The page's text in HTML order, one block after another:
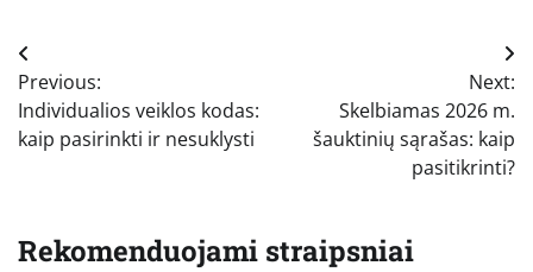
Navigacija
tarp
įrašų
Previous:
Individualios veiklos kodas:
kaip pasirinkti ir nesuklysti
Next:
Skelbiamas 2026 m.
šauktinių sąrašas: kaip
pasitikrinti?
Rekomenduojami straipsniai